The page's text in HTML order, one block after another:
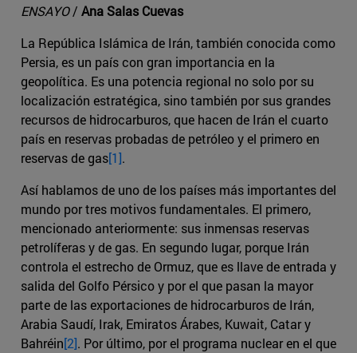
ENSAYO/ Ana Salas Cuevas
La República Islámica de Irán, también conocida como
Persia, es un país con gran importancia en la
geopolítica. Es una potencia regional no solo por su
localización estratégica, sino también por sus grandes
recursos de hidrocarburos, que hacen de Irán el cuarto
país en reservas probadas de petróleo y el primero en
reservas de gas[1].
Así hablamos de uno de los países más importantes del
mundo por tres motivos fundamentales. El primero,
mencionado anteriormente: sus inmensas reservas
petrolíferas y de gas. En segundo lugar, porque Irán
controla el estrecho de Ormuz, que es llave de entrada y
salida del Golfo Pérsico y por el que pasan la mayor
parte de las exportaciones de hidrocarburos de Irán,
Arabia Saudí, Irak, Emiratos Árabes, Kuwait, Catar y
Bahréin[2]. Por último, por el programa nuclear en el que